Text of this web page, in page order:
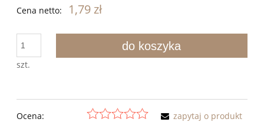
Cena netto: 1,79 zł
szt.
do koszyka
Ocena:
zapytaj o produkt